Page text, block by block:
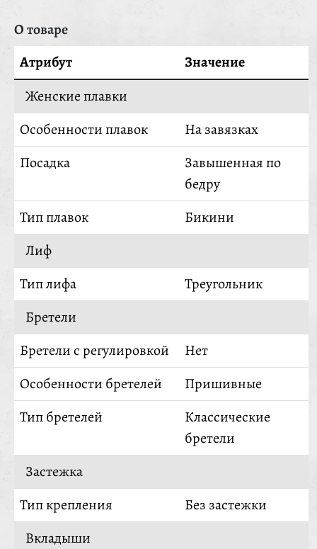
О товаре
Атрибут
Значение
Женские плавки
Особенности плавок
На завязках
Посадка
Завышенная по
бедру
Тип плавок
Бикини
Лиф
Тип лифа
Треугольник
Бретели
Бретели с регулировкой
Нет
Особенности бретелей
Пришивные
Тип бретелей
Классические
бретели
Застежка
Тип крепления
Без застежки
Вкладыши